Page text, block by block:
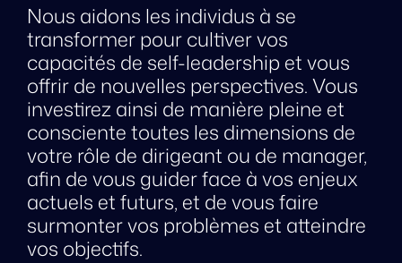
Nous aidons les individus à se
transformer pour cultiver vos
capacités de self-leadership et vous
offrir de nouvelles perspectives. Vous
investirez ainsi de manière pleine et
consciente toutes les dimensions de
votre rôle de dirigeant ou de manager,
afin de vous guider face à vos enjeux
actuels et futurs, et de vous faire
surmonter vos problèmes et atteindre
vos objectifs.